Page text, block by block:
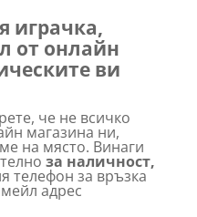
играчка,
от онлайн
ви
че не всичко
магазина ни,
на място. Винаги
за наличност,
телефон за връзка
адрес